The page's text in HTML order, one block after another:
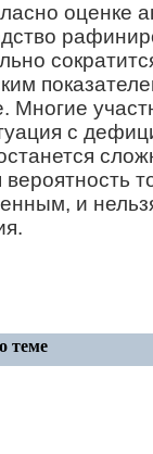
оценке
Многие
с
вероятность
и
теме